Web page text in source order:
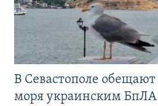
В Севастополе обещают
моря украинским